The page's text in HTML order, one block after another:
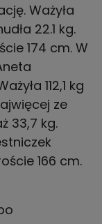
Ważyła
22.1 kg.
174 cm. W
112,1 kg
ze
33,7 kg.
166 cm.